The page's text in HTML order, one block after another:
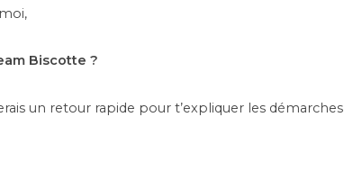
Biscotte ?
un retour rapide pour t’expliquer les